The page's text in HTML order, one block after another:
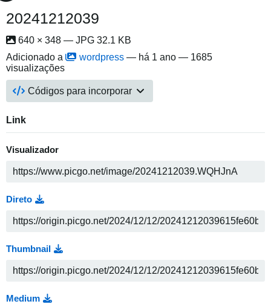
20241212039
640 × 348 — JPG 32.1 KB
Adicionado a
wordpress — há 1 ano — 1685
visualizações
Códigos para incorporar
Link
Visualizador
Direto
Thumbnail
Medium